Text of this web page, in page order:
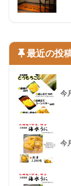
最近の投
今
今